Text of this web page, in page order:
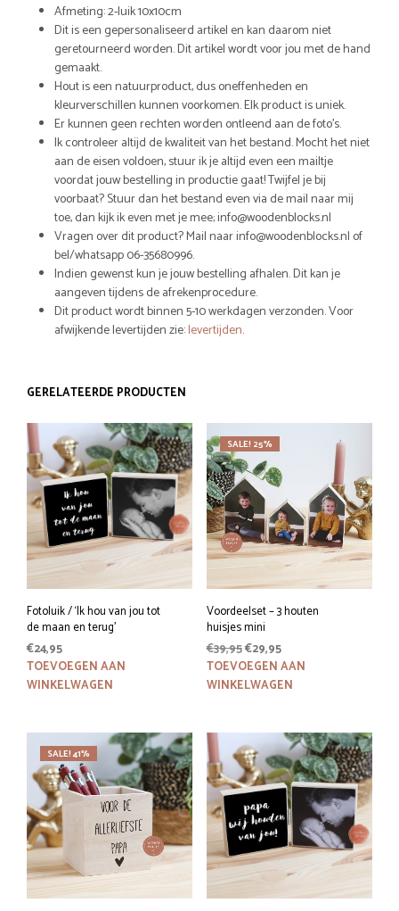
Afmeting: 2-luik 10x10cm
Dit is een gepersonaliseerd artikel en kan daarom niet
geretourneerd worden. Dit artikel wordt voor jou met de hand
gemaakt.
Hout is een natuurproduct, dus oneffenheden en
kleurverschillen kunnen voorkomen. Elk product is uniek.
Er kunnen geen rechten worden ontleend aan de foto’s.
Ik controleer altijd de kwaliteit van het bestand. Mocht het niet
aan de eisen voldoen, stuur ik je altijd even een mailtje
voordat jouw bestelling in productie gaat! Twijfel je bij
voorbaat? Stuur dan het bestand even via de mail naar mij
toe, dan kijk ik even met je mee; info@woodenblocks.nl
Vragen over dit product? Mail naar info@woodenblocks.nl of
bel/whatsapp 06-35680996.
Indien gewenst kun je jouw bestelling afhalen. Dit kan je
aangeven tijdens de afrekenprocedure.
Dit product wordt binnen 5-10 werkdagen verzonden. Voor
afwijkende levertijden zie:levertijden.
GERELATEERDE PRODUCTEN
Fotoluik / ‘Ik hou van jou tot
de maan en terug’
€24,95
TOEVOEGEN AAN
WINKELWAGEN
SALE! 25%
Voordeelset – 3 houten
huisjes mini
€39,95Oorspronkelijke
prijs
was:
€29,95Huidige
prijs
is:
TOEVOEGEN AAN
WINKELWAGEN
SALE! 41%